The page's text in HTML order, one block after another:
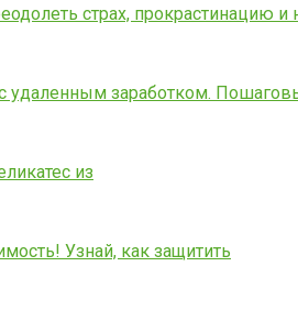
страх, прокрастинацию и
удаленным заработком.
из
Узнай, как защитить